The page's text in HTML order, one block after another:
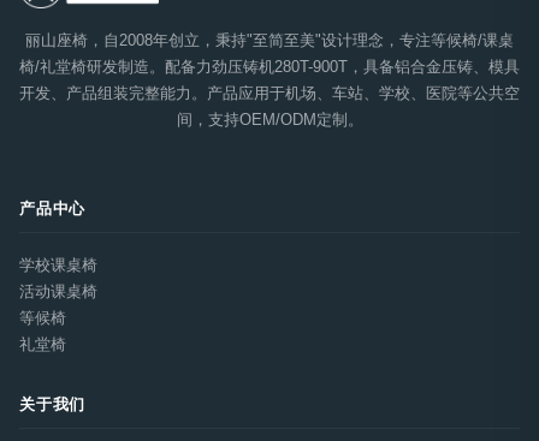
丽山座椅，自2008年创立，秉持"至简至美"设计理念，专注等候椅/课桌
椅/礼堂椅研发制造。配备力劲压铸机280T-900T，具备铝合金压铸、模具
开发、产品组装完整能力。产品应用于机场、车站、学校、医院等公共空
间，支持OEM/ODM定制。
产品中心
学校课桌椅
活动课桌椅
等候椅
礼堂椅
关于我们